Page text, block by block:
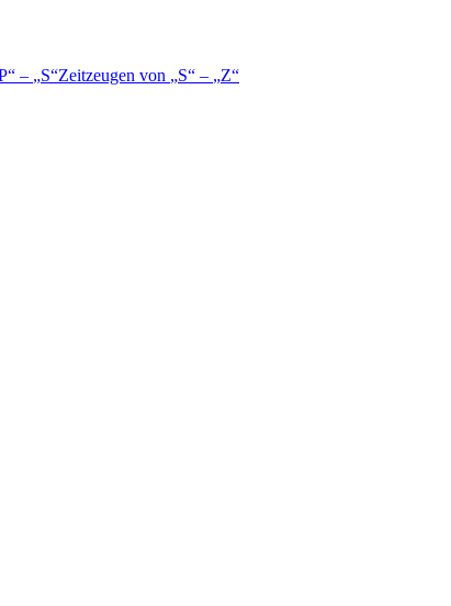
– S Zeitzeugen von S –
Z